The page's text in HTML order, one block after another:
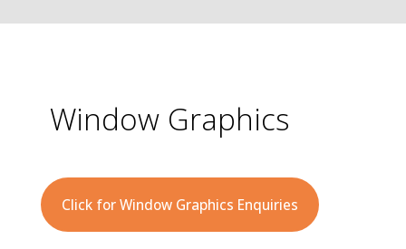
Window Graphics
Click for Window Graphics Enquiries